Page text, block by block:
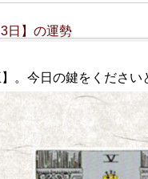
日】の運勢
。今日の鍵をください